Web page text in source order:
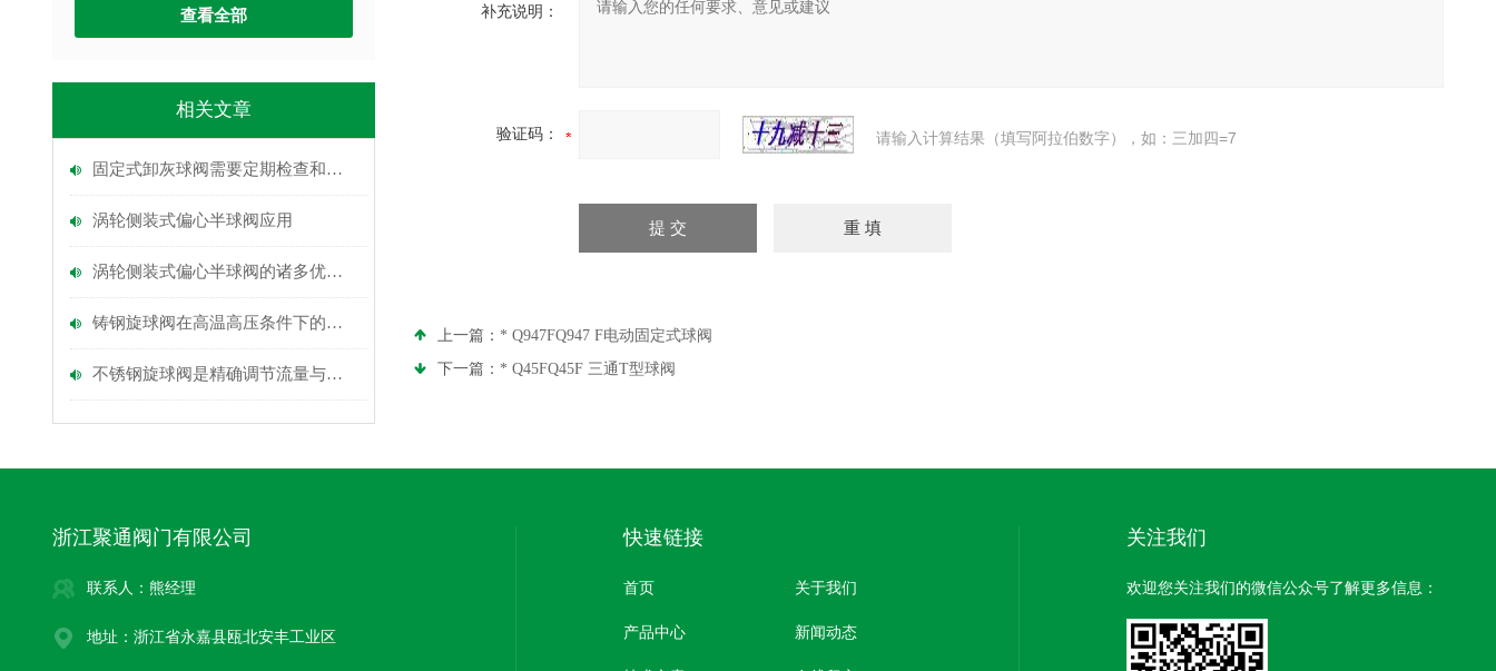
查看全部
相关文章
固定式卸灰球阀需要定期检查和维护吗？
涡轮侧装式偏心半球阀应用
涡轮侧装式偏心半球阀的诸多优点您看中几条
铸钢旋球阀在高温高压条件下的稳定性能与优势
不锈钢旋球阀是精确调节流量与压力的理想选择
补充说明：
验证码： 请输入计算结果（填写阿拉伯数字），如：三加四=7
上一篇： * Q947FQ947 F电动固定式球阀
下一篇： * Q45FQ45F 三通T型球阀
浙江聚通阀门有限公司
联系人：熊经理
地址：浙江省永嘉县瓯北安丰工业区
快速链接
首页 关于我们
产品中心 新闻动态
关注我们
欢迎您关注我们的微信公众号了解更多信息：